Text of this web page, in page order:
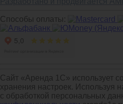
Способы оплаты:
Сайт «Аренда 1С» использует
хранения настроек. Используя
с обработкой персональных